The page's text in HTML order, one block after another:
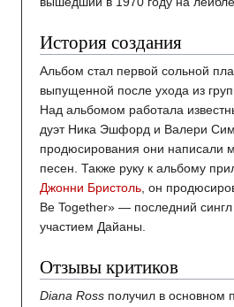
История создания
Альбом стал первой сольной
выпущенной после ухода из
Над альбомом работала
дуэт Ника Эшфорд и Валери
продюсирования они написали
песен. Также руку к альбому
Джонни Бристоль, он
Be Together» — последний
участием Дайаны.
Отзывы критиков
Diana Ross получил в основном